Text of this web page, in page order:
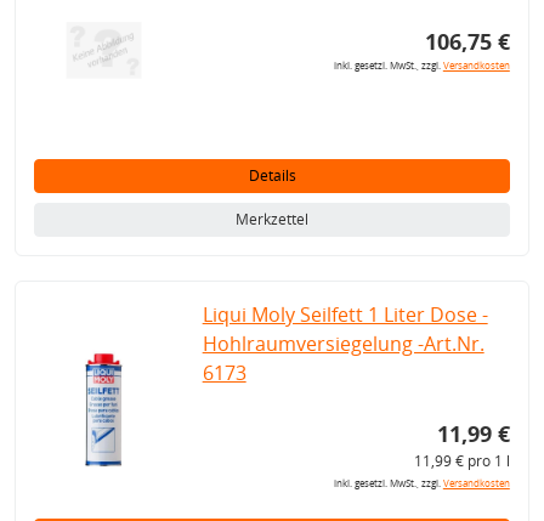
106,75 €
inkl. gesetzl. MwSt., zzgl.Versandkosten
Details
Merkzettel
Liqui Moly Seilfett 1 Liter Dose -
Hohlraumversiegelung -Art.Nr.
6173
11,99 €
11,99 € pro 1 l
inkl. gesetzl. MwSt., zzgl.Versandkosten